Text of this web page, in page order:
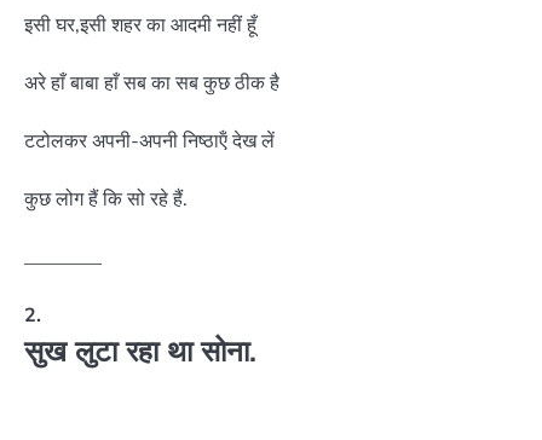
इसी घर,इसी शहर का आदमी नहीं हूँ
अरे हाँ बाबा हाँ सब का सब कुछ ठीक है
टटोलकर अपनी-अपनी निष्ठाऍं देख लें
कुछ लोग हैं कि सो रहे हैं.
2.
सुख लुटा रहा था सोना.